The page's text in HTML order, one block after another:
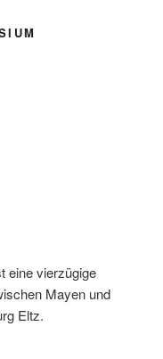
eine vierzügige
Mayen und
Eltz.